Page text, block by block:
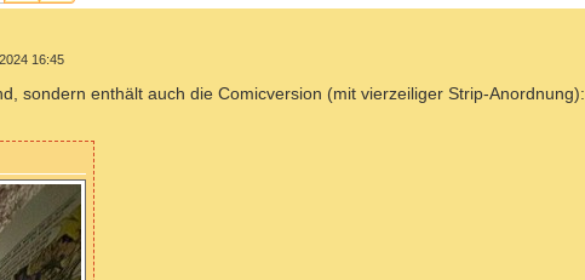
16:45
sondern enthält auch die Comicversion (mit vierzeiliger Strip-Anordnung):